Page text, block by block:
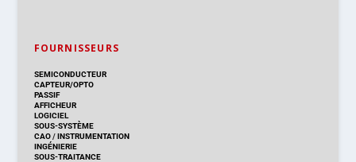
FOURNISSEURS
SEMICONDUCTEUR
CAPTEUR/OPTO
PASSIF
AFFICHEUR
LOGICIEL
SOUS-SYSTÈME
CAO/INSTRUMENTATION
INGÉNIERIE
SOUS-TRAITANCE